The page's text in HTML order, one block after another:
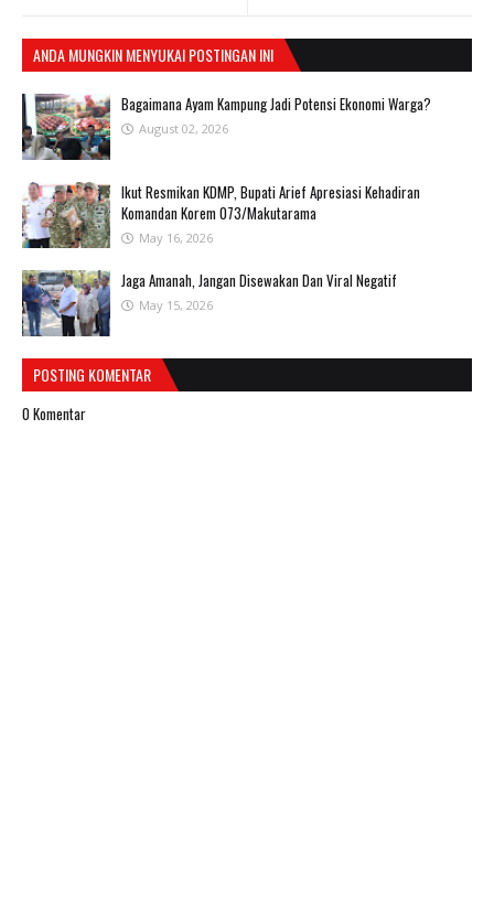
ANDA MUNGKIN MENYUKAI POSTINGAN INI
Bagaimana Ayam Kampung Jadi Potensi Ekonomi Warga?
August 02, 2026
Ikut Resmikan KDMP, Bupati Arief Apresiasi Kehadiran
Komandan Korem 073/Makutarama
May 16, 2026
Jaga Amanah, Jangan Disewakan Dan Viral Negatif
May 15, 2026
POSTING KOMENTAR
0 Komentar